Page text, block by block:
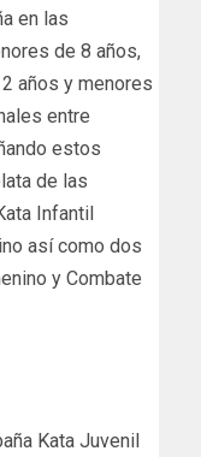
en las
de 8 años,
años y menores
entre
estos
de las
Infantil
así como dos
y Combate
Kata Juvenil